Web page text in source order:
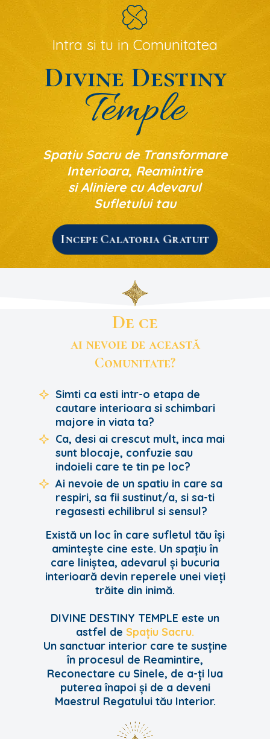
Intra si tu in Comunitatea
Spatiu Sacru de Transformare
Interioara, Reamintire
si Aliniere cu Adevarul
Sufletului tau
Incepe Calatoria Gratuit
Divine Destiny
Temple
De ce
ai nevoie de această
Comunitate?
Simti ca esti intr-o etapa de
cautare interioara si schimbari
majore in viata ta?
Ca, desi ai crescut mult, inca mai
sunt blocaje, confuzie sau
indoieli care te tin pe loc?
Ai nevoie de un spatiu in care sa
respiri, sa fii sustinut/a, si sa-ti
regasesti echilibrul si sensul?
Există un loc în care sufletul tău își
amintește cine este. Un spațiu în
care liniștea, adevarul și bucuria
interioară devin reperele unei vieți
trăite din inimă.
DIVINE DESTINY TEMPLE este un
astfel de Spațiu Sacru.
Un sanctuar interior care te susține
în procesul de Reamintire,
Reconectare cu Sinele, de a-ți lua
puterea înapoi și de a deveni
Maestrul Regatului tău Interior.